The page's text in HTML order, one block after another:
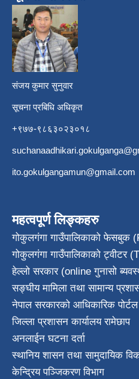
संजय कुमार सुनुवार
सूचना प्रबिधि अधिकृत
+९७७-९८६३०२३०१८
ito.gokulgangamun@gmail.com
महत्वपूर्ण लिङ्कहरु
गोकुलगंगा गाउँपालिकाको फेसबुक
गोकुलगंगा गाउँपालिकाको ट्वीटर
हेल्लो सरकार (online गुनासो
सङ्घीय मामिला तथा सामान्य
नेपाल सरकारको आधिकारिक पोर्टल
जिल्ला प्रशासन कार्यालय रामेछाप
अनलाईन घटना दर्ता
स्थानिय शासन तथा सामुदायिक
केन्द्रिय पञ्जिकरण विभाग